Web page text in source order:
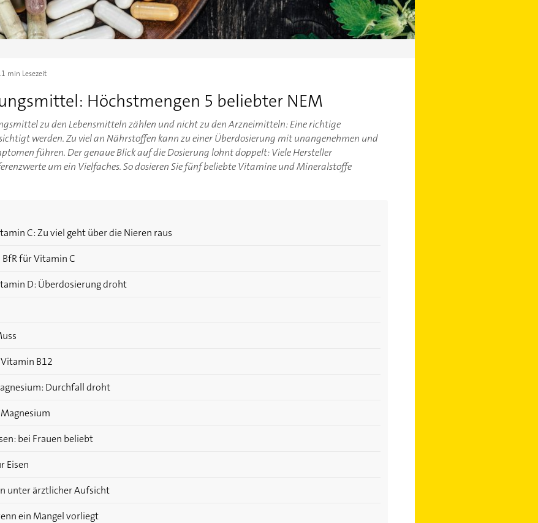
min Lesezeit
Höchstmengen 5 beliebter NEM
zu den Lebensmitteln zählen und nicht zu den Arzneimitteln: Eine richtige
werden. Zu viel an Nährstoffen kann zu einer Überdosierung mit unangenehmen und
führen. Der genaue Blick auf die Dosierung lohnt doppelt: Viele Hersteller
um ein Vielfaches. So dosieren Sie fünf beliebte Vitamine und Mineralstoffe
C: Zu viel geht über die Nieren raus
für Vitamin C
D: Überdosierung droht
B12
Durchfall droht
bei Frauen beliebt
Eisen
unter ärztlicher Aufsicht
ein Mangel vorliegt